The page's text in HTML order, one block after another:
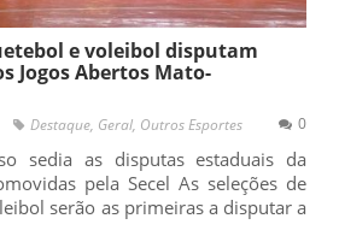
e voleibol disputam
Jogos Abertos Mato-
Destaque, Geral, Outros Esportes 0
sedia as disputas estaduais da
pela Secel As seleções de
serão as primeiras a disputar a